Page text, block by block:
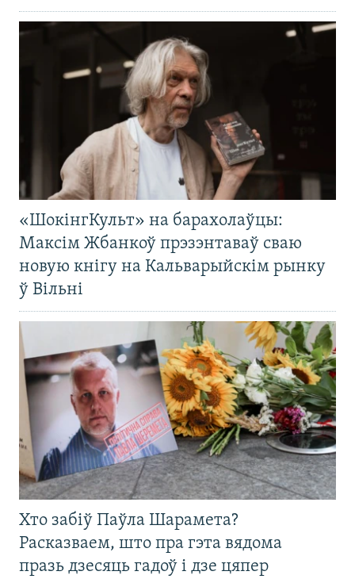
«ШокінгКульт» на барахолаўцы:
Максім Жбанкоў прэзэнтаваў сваю
новую кнігу на Кальварыйскім рынку
ў Вільні
Хто забіў Паўла Шарамета?
Расказваем, што пра гэта вядома
празь дзесяць гадоў і дзе цяпер